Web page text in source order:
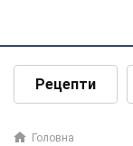
Рецепти
Головна